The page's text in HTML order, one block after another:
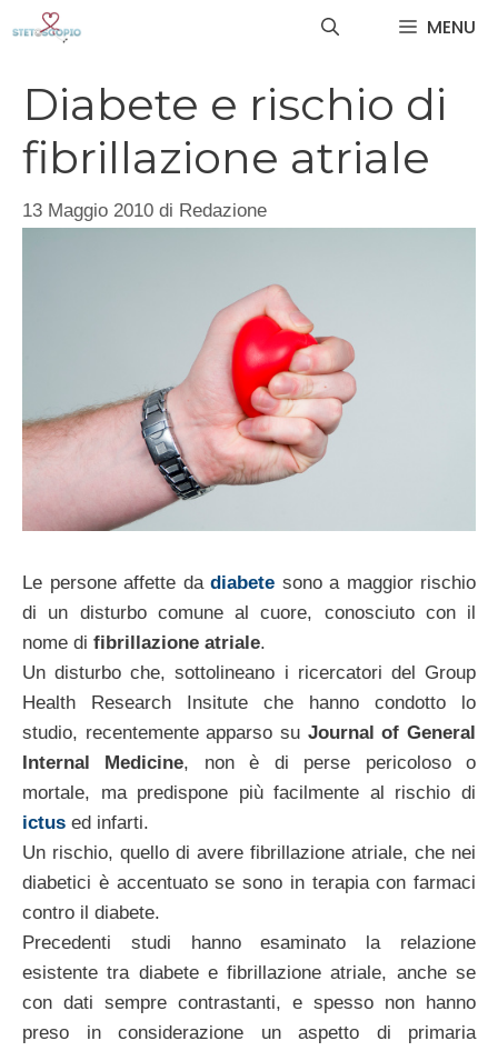
MENU
Diabete e rischio di
fibrillazione atriale
13 Maggio 2010 di Redazione
Le persone affette da diabete sono a maggior rischio
di un disturbo comune al cuore, conosciuto con il
nome di fibrillazione atriale.
Un disturbo che, sottolineano i ricercatori del Group
Health Research Insitute che hanno condotto lo
studio, recentemente apparso su Journal of General
Internal Medicine, non è di perse pericoloso o
mortale, ma predispone più facilmente al rischio di
ictus ed infarti.
Un rischio, quello di avere fibrillazione atriale, che nei
diabetici è accentuato se sono in terapia con farmaci
contro il diabete.
Precedenti studi hanno esaminato la relazione
esistente tra diabete e fibrillazione atriale, anche se
con dati sempre contrastanti, e spesso non hanno
preso in considerazione un aspetto di primaria